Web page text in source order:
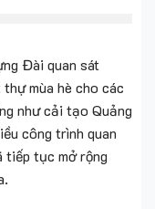
Đài quan sát
mùa hè cho các
như cải tạo Quảng
công trình quan
tiếp tục mở rộng